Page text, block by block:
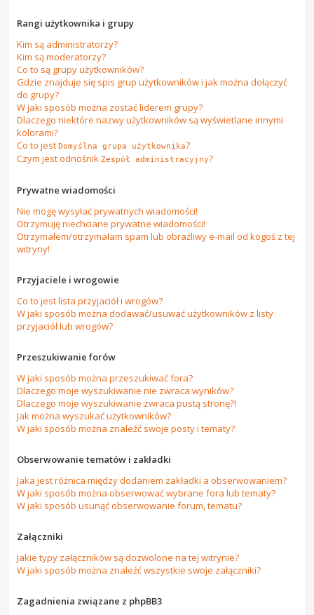
Rangi użytkownika i grupy
Kim są administratorzy?
Kim są moderatorzy?
Co to są grupy użytkowników?
Gdzie znajduje się spis grup użytkowników i jak można dołączyć
do grupy?
W jaki sposób można zostać liderem grupy?
Dlaczego niektóre nazwy użytkowników są wyświetlane innymi
kolorami?
Co to jestDomyślna grupa użytkownika?
Czym jest odnośnikZespół administracyjny?
Prywatne wiadomości
Nie mogę wysyłać prywatnych wiadomości!
Otrzymuję niechciane prywatne wiadomości!
Otrzymałem/otrzymałam spam lub obraźliwy e-mail od kogoś z tej
witryny!
Przyjaciele i wrogowie
Co to jest lista przyjaciół i wrogów?
W jaki sposób można dodawać/usuwać użytkowników z listy
przyjaciół lub wrogów?
Przeszukiwanie forów
W jaki sposób można przeszukiwać fora?
Dlaczego moje wyszukiwanie nie zwraca wyników?
Dlaczego moje wyszukiwanie zwraca pustą stronę?!
Jak można wyszukać użytkowników?
W jaki sposób można znaleźć swoje posty i tematy?
Obserwowanie tematów i zakładki
Jaka jest różnica między dodaniem zakładki a obserwowaniem?
W jaki sposób można obserwować wybrane fora lub tematy?
W jaki sposób usunąć obserwowanie forum, tematu?
Załączniki
Jakie typy załączników są dozwolone na tej witrynie?
W jaki sposób można znaleźć wszystkie swoje załączniki?
Zagadnienia związane z phpBB3